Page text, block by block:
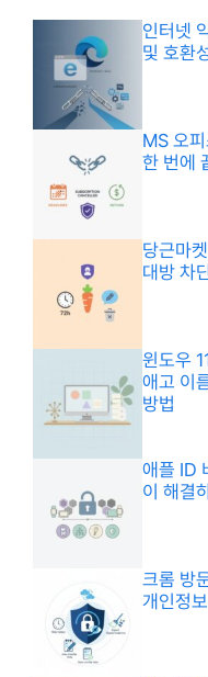
인터넷
및 호환
MS 오
한 번에
당근마
대방 차
윈도우
애고 이
방법
애플 ID
이 해결
크롬 방
개인정